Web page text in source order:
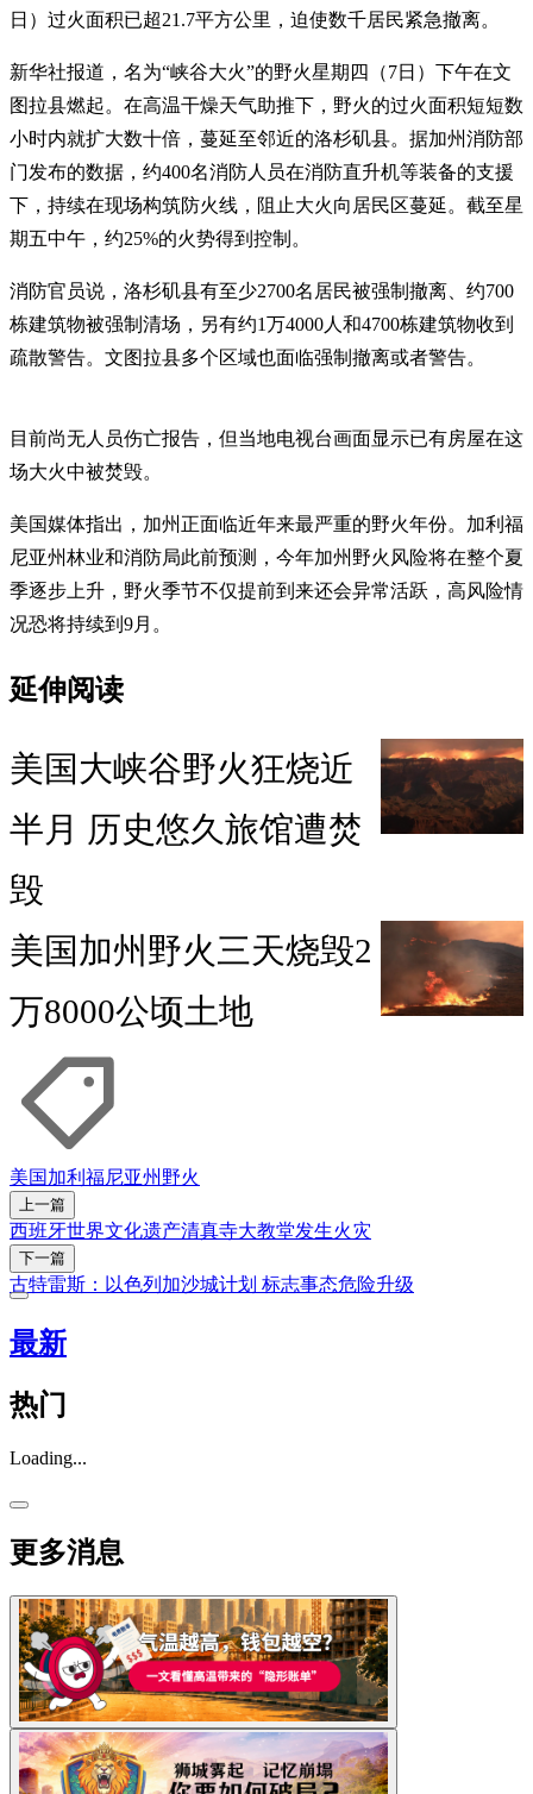
日）过火面积已超21.7平方公里，迫使数千居民紧急撤离。
新华社报道，名为“峡谷大火”的野火星期四（7日）下午在文
图拉县燃起。在高温干燥天气助推下，野火的过火面积短短数
小时内就扩大数十倍，蔓延至邻近的洛杉矶县。据加州消防部
门发布的数据，约400名消防人员在消防直升机等装备的支援
下，持续在现场构筑防火线，阻止大火向居民区蔓延。截至星
期五中午，约25%的火势得到控制。
消防官员说，洛杉矶县有至少2700名居民被强制撤离、约700
栋建筑物被强制清场，另有约1万4000人和4700栋建筑物收到
疏散警告。文图拉县多个区域也面临强制撤离或者警告。
目前尚无人员伤亡报告，但当地电视台画面显示已有房屋在这
场大火中被焚毁。
美国媒体指出，加州正面临近年来最严重的野火年份。加利福
尼亚州林业和消防局此前预测，今年加州野火风险将在整个夏
季逐步上升，野火季节不仅提前到来还会异常活跃，高风险情
况恐将持续到9月。
延伸阅读
美国大峡谷野火狂烧近
半月 历史悠久旅馆遭焚
毁
美国加州野火三天烧毁2
万8000公顷土地
美国加利福尼亚州野火
上一篇
西班牙世界文化遗产清真寺大教堂发生火灾
下一篇
古特雷斯：以色列加沙城计划 标志事态危险升级
最新
热门
Loading...
更多消息